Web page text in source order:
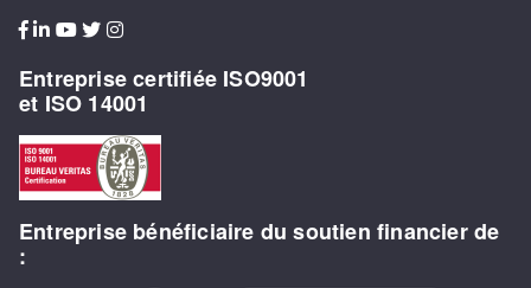
Entreprise certifiée ISO9001
et ISO 14001
Entreprise bénéficiaire du soutien financier de
: